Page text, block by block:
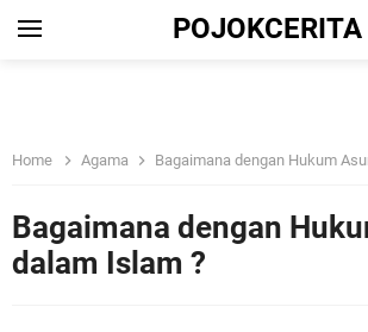
POJOKCERITA
Home Agama Bagaimana dengan Hukum
Bagaimana dengan
dalam Islam ?